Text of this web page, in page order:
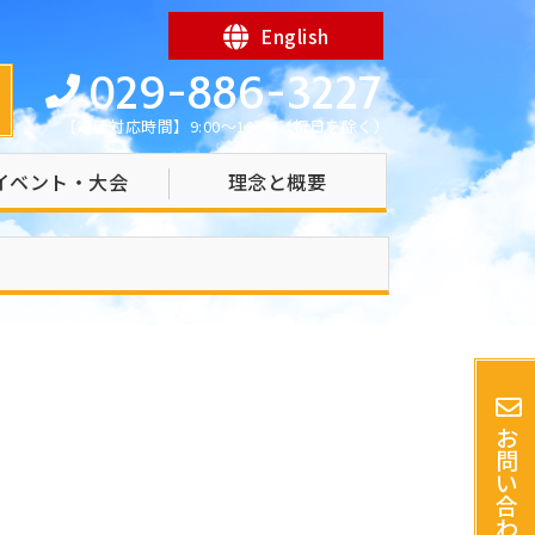
029-886-3227
【電話対応時間】9:00～19:00（祝日を除く）
English
ベント・大会 理念と概要
お
問
い
合
わ